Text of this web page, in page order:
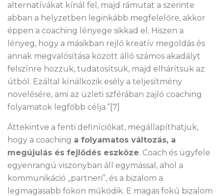
alternatívákat kínál fel, majd rámutat a szerinte
abban a helyzetben leginkább megfelelőre, akkor
éppen a coaching lényege sikkad el. Hiszen a
lényeg, hogy a másikban rejlő kreatív megoldás és
annak megvalósítása között álló számos akadályt
felszínre hozzuk, tudatosítsuk, majd elhárítsuk az
útból. Ezáltal kínálkozik esély a teljesítmény
növelésére, ami az üzleti szférában zajló coaching
folyamatok legfőbb célja.”[7]
Áttekintve a fenti definíciókat, megállapíthatjuk,
hogy a coaching a folyamatos változás, a
megújulás és fejlődés eszköze. Coach és ügyfele
egyenrangú viszonyban áll egymással, ahol a
kommunikáció „partneri”, és a bizalom a
legmagasabb fokon működik. E magas fokú bizalom